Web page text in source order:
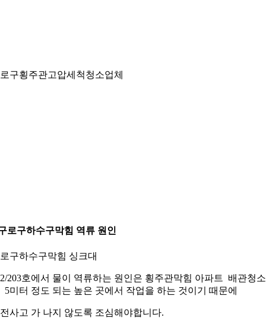
구횡주관고압세척청소업체
로구하수구막힘 역류 원인
구하수구막힘 싱크대
203호에서 물이 역류하는 원인은 횡주관막힘 아파트 배관청소
5미터 정도 되는 높은 곳에서 작업을 하는 것이기 때문에
사고 가 나지 않도록 조심해야합니다.